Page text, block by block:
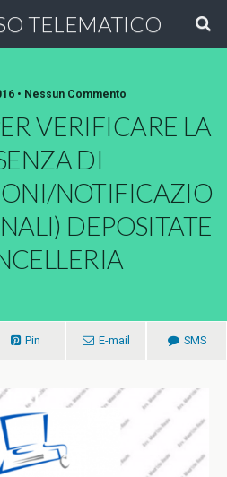
TELEMATICO
• Nessun Commento
VERIFICARE LA
DI
NOTIFICAZIO
DEPOSITATE
Pin E-mail SMS